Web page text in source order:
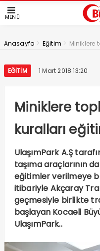
MENÜ
Anasayfa > Eğitim > Miniklere
EĞITIM 1 Mart 2018 13:20
Miniklere
kuralları
UlaşımPark A.Ş
taşıma araçlarının
eğitimler verilmeye
itibariyle Akçaray
geçmesiyle birlikte
başlayan Kocaeli
UlaşımPark..